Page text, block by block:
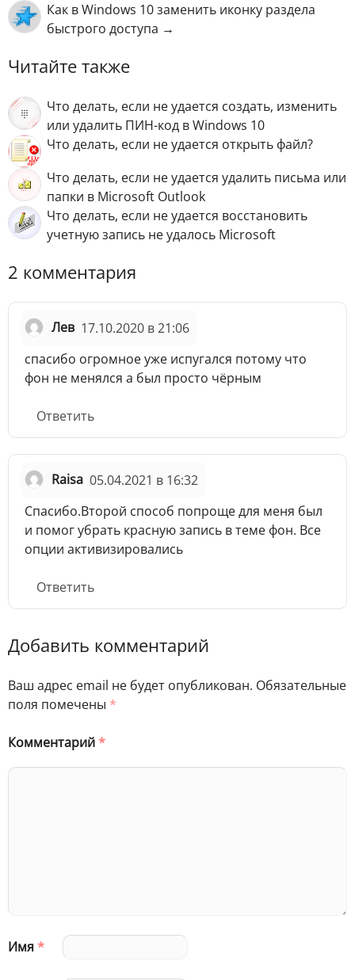
Как в Windows 10 заменить иконку раздела
быстрого доступа →
Читайте также
Что делать, если не удается создать, изменить
или удалить ПИН-код в Windows 10
Что делать, если не удается открыть файл?
Что делать, если не удается удалить письма или
папки в Microsoft Outlook
Что делать, если не удается восстановить
учетную запись не удалось Microsoft
2 комментария
Лев 17.10.2020 в 21:06
спасибо огромное уже испугался потому что
фон не менялся а был просто чёрным
Ответить
Raisa 05.04.2021 в 16:32
Спасибо.Второй способ попроще для меня был
и помог убрать красную запись в теме фон. Все
опции активизировались
Ответить
Добавить комментарий
Ваш адрес email не будет опубликован. Обязательные
поля помечены *
Комментарий*
Имя*